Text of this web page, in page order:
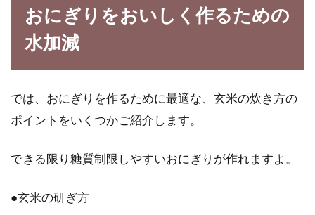
おにぎりをおいしく作るための
水加減
では、おにぎりを作るために最適な、玄米の炊き方の
ポイントをいくつかご紹介します。
できる限り糖質制限しやすいおにぎりが作れますよ。
●玄米の研ぎ方